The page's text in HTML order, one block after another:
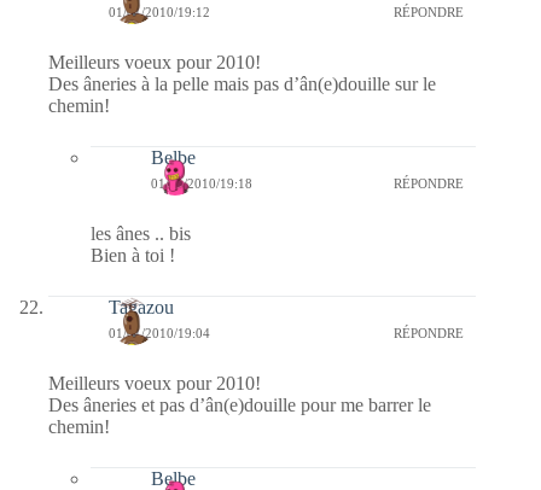
01/01/2010/19:12 RÉPONDRE
Meilleurs voeux pour 2010!
Des âneries à la pelle mais pas d’ân(e)douille sur le
chemin!
Belbe
01/01/2010/19:18 RÉPONDRE
les ânes .. bis
Bien à toi !
Tagazou
01/01/2010/19:04 RÉPONDRE
Meilleurs voeux pour 2010!
Des âneries et pas d’ân(e)douille pour me barrer le
chemin!
Belbe